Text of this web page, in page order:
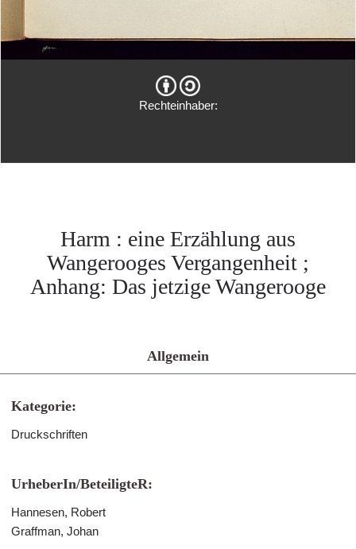
Rechteinhaber:
Harm : eine Erzählung aus
Wangerooges Vergangenheit ;
Anhang: Das jetzige Wangerooge
Allgemein
Kategorie:
Druckschriften
UrheberIn/BeteiligteR:
Hannesen, Robert
Graffman, Johan